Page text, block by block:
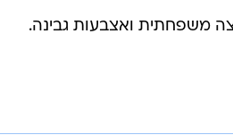
משפחתית ואצבעות גבינה.